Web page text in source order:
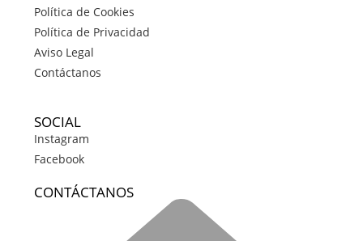
Política de Cookies
Política de Privacidad
Aviso Legal
Contáctanos
SOCIAL
Instagram
Facebook
CONTÁCTANOS